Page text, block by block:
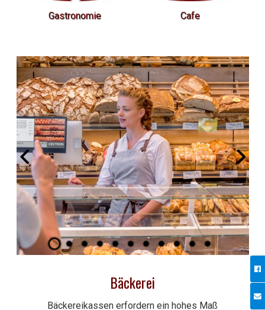
Cafe Hotel
Bäckerei
Bäckereikassen erfordern ein hohes Maß